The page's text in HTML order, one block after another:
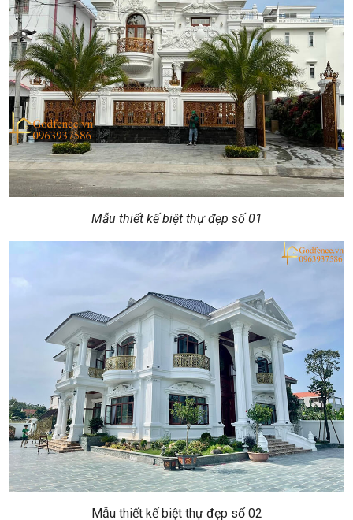
Mẫu thiết kế biệt thự đẹp số 01
Mẫu thiết kế biệt thự đẹp số 02